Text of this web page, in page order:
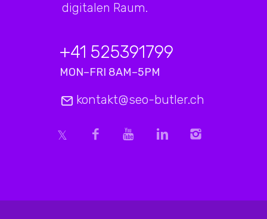
digitalen Raum.
+41 525391799
MON–FRI 8AM–5PM
kontakt@seo-butler.ch